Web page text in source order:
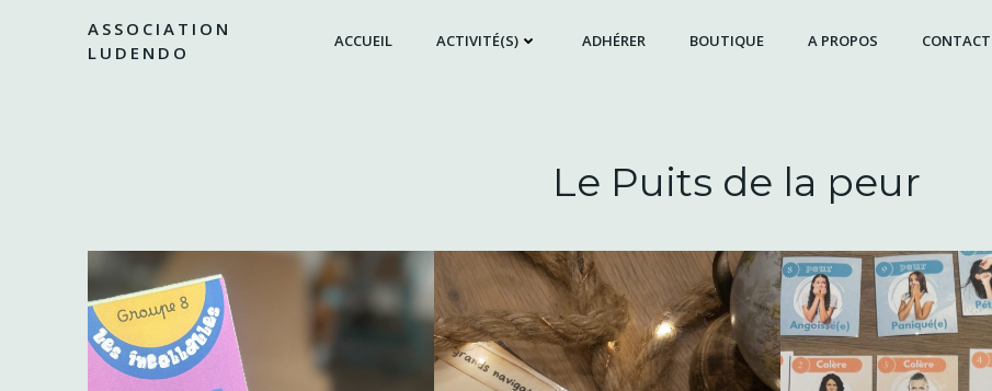
ASSOCIATION
LUDENDO
ACCUEIL ACTIVITÉ(S) ADHÉRER BOUTIQUE A PROPOS CONTACT
Le Puits de la peur